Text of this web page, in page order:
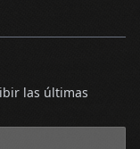
las últimas